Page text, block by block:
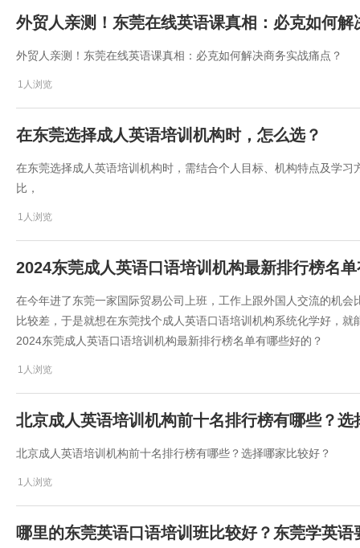
外贸人亲测！东莞在线英语课真相：必克如何解
外贸人亲测！东莞在线英语课真相：必克如何解决商务实战痛点？
1人浏览
在东莞选择成人英语培训机构时，怎么选？
在东莞选择成人英语培训机构时，需结合个人目标、机构特点及学
比，
1人浏览
2024东莞成人英语口语培训机构最新排行榜名
在今年进了东莞一家国际贸易公司上班，工作上跟外国人交流的机
比较差，于是就想在东莞找个成人英语口语培训机构系统化学好，
2024东莞成人英语口语培训机构最新排行榜名单有哪些好的？
1人浏览
北京成人英语培训机构前十名排行榜有哪些？选
​北京成人英语培训机构前十名排行榜有哪些？选择哪家比较好？
1人浏览
哪里的东莞英语口语培训班比较好？东莞学英语